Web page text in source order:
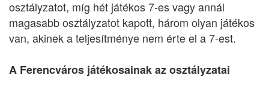
osztályzatot, míg hét játékos 7-es vagy annál
magasabb osztályzatot kapott, három olyan játékos
van, akinek a teljesítménye nem érte el a 7-est.
A Ferencváros játékosainak az osztályzatai